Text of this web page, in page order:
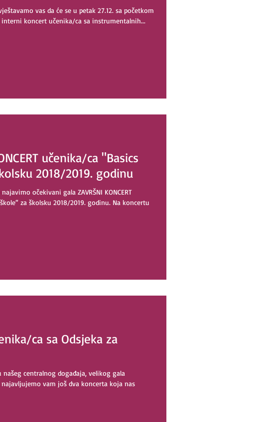
vas da će se u petak 27.12. sa početkom
koncert učenika/ca sa instrumentalnih...
učenika/ca "Basics
2018/2019. godinu
očekivani gala ZAVRŠNI KONCERT
za školsku 2018/2019. godinu. Na koncertu
ca sa Odsjeka za
našeg centralnog događaja, velikog gala
vam još dva koncerta koja nas